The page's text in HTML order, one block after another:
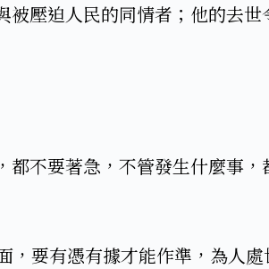
被壓迫人民的同情者；他的去
都不要著急，不管發生什麼事
，要有憑有據才能作準，為人